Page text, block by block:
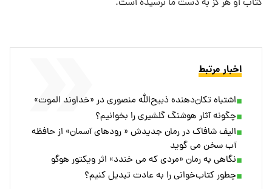
کتاب او هر گز به دست ما نرسیده است.
اخبار مرتبط
اشتباه تکان‌دهنده ذبیح‌الله منصوری در «خداوند الموت»
چگونه آثار هوشنگ گلشیری را بخوانیم؟
الیف شافاک در رمان جدیدش « رودهای آسمان» از حافظه
آب سخن می گوید
نگاهی به رمان «مردی که می خندد» اثر ویکتور هوگو
چطور کتاب‌خوانی را به عادت تبدیل کنیم؟